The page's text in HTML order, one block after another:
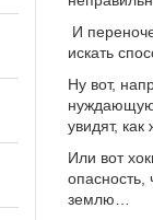
И
искать
Ну вот,
увидят,
Или вот
опасность,
землю…